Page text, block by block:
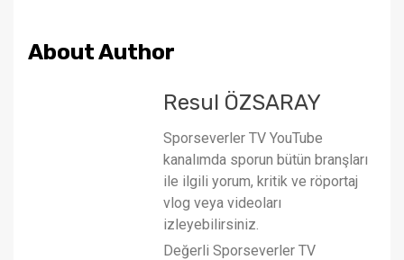
About Author
Resul ÖZSARAY
Sporseverler TV YouTube
kanalımda sporun bütün branşları
ile ilgili yorum, kritik ve röportaj
vlog veya videoları
izleyebilirsiniz.
Değerli Sporseverler TV